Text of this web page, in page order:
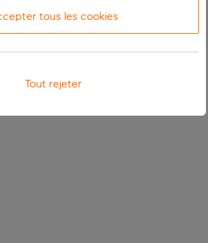
tous les cookies
Tout rejeter